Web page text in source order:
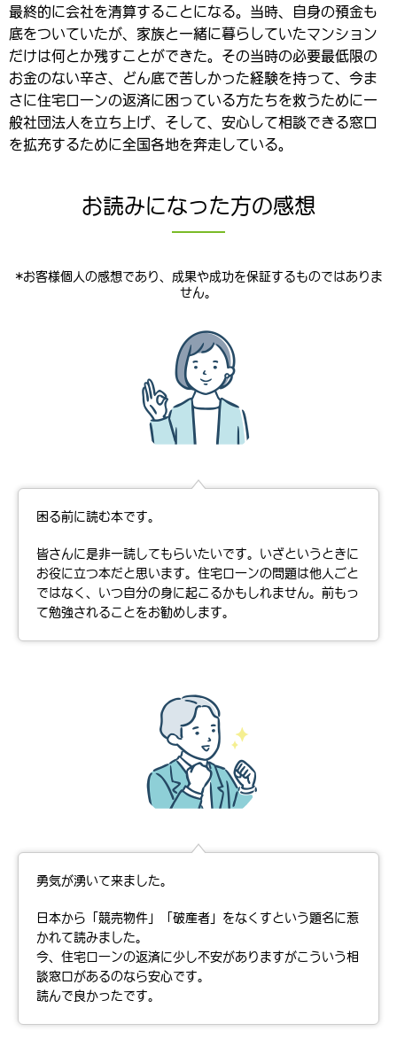
最終的に会社を清算することになる。当時、自身の預金も
底をついていたが、家族と一緒に暮らしていたマンション
だけは何とか残すことができた。その当時の必要最低限の
お金のない辛さ、どん底で苦しかった経験を持って、今ま
さに住宅ローンの返済に困っている方たちを救うために一
般社団法人を立ち上げ、そして、安心して相談できる窓口
を拡充するために全国各地を奔走している。
お読みになった方の感想
*お客様個人の感想であり、成果や成功を保証するものではありま
せん。
困る前に読む本です。
皆さんに是非一読してもらいたいです。いざというときに
お役に立つ本だと思います。住宅ローンの問題は他人ごと
ではなく、いつ自分の身に起こるかもしれません。前もっ
て勉強されることをお勧めします。
勇気が湧いて来ました。
日本から「競売物件」「破産者」をなくすという題名に惹
かれて読みました。
今、住宅ローンの返済に少し不安がありますがこういう相
談窓口があるのなら安心です。
読んで良かったです。